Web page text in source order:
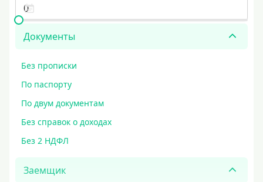
Документы
Без прописки
По паспорту
По двум документам
Без справок о доходах
Без 2 НДФЛ
Заемщик